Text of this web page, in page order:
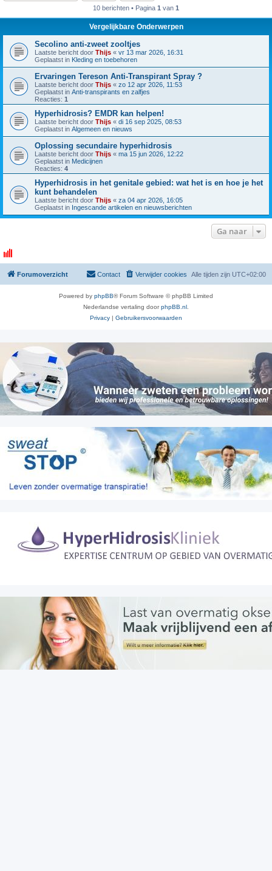
10 berichten • Pagina 1 van 1
Vergelijkbare Onderwerpen
Secolino anti-zweet zooltjes
Laatste bericht door Thijs « vr 13 mar 2026, 16:31
Geplaatst in Kleding en toebehoren
Ervaringen Tereson Anti-Transpirant Spray ?
Laatste bericht door Thijs « zo 12 apr 2026, 11:53
Geplaatst in Anti-transpirants en zalfjes
Reacties: 1
Hyperhidrosis? EMDR kan helpen!
Laatste bericht door Thijs « di 16 sep 2025, 08:53
Geplaatst in Algemeen en nieuws
Oplossing secundaire hyperhidrosis
Laatste bericht door Thijs « ma 15 jun 2026, 12:22
Geplaatst in Medicijnen
Reacties: 4
Hyperhidrosis in het genitale gebied: wat het is en hoe je het
kunt behandelen
Laatste bericht door Thijs « za 04 apr 2026, 16:05
Geplaatst in Ingescande artikelen en nieuwsberichten
Ga naar
Forumoverzicht Alle tijden zijn UTC+02:00
Verwijder cookies
Contact
Powered by phpBB® Forum Software © phpBB Limited
Nederlandse vertaling doorphpBB.nl
Privacy | Gebruikersvoorwaarden